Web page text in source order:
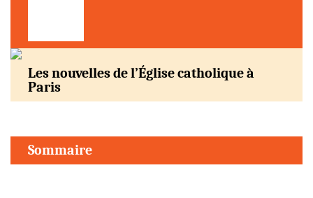
Les nouvelles de l’Église catholique à
Paris
Sommaire